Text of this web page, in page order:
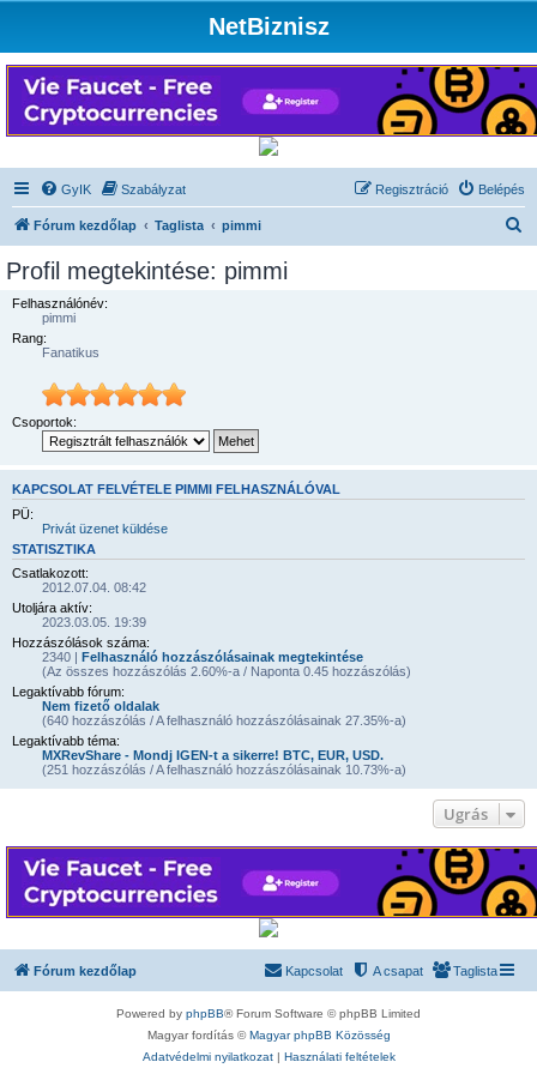
NetBiznisz
GyIK Szabályzat Belépés
Regisztráció
Fórum kezdőlap Taglista pimmi
Profil megtekintése: pimmi
Felhasználónév:
pimmi
Rang:
Fanatikus
Csoportok:
KAPCSOLAT FELVÉTELE PIMMI FELHASZNÁLÓVAL
PÜ:
Privát üzenet küldése
STATISZTIKA
Csatlakozott:
2012.07.04. 08:42
Utoljára aktív:
2023.03.05. 19:39
Hozzászólások száma:
2340 | Felhasználó hozzászólásainak megtekintése
(Az összes hozzászólás 2.60%-a / Naponta 0.45 hozzászólás)
Legaktívabb fórum:
Nem fizető oldalak
(640 hozzászólás / A felhasználó hozzászólásainak 27.35%-a)
Legaktívabb téma:
MXRevShare - Mondj IGEN-t a sikerre! BTC, EUR, USD.
(251 hozzászólás / A felhasználó hozzászólásainak 10.73%-a)
Ugrás
Fórum kezdőlap Taglista
A csapat
Kapcsolat
Powered by phpBB® Forum Software © phpBB Limited
Magyar fordítás ©Magyar phpBB Közösség
Adatvédelmi nyilatkozat| Használati feltételek